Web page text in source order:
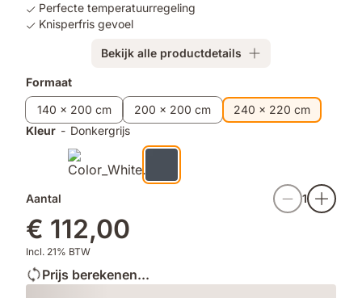
Perfecte temperatuurregeling
Knisperfris gevoel
Bekijk alle productdetails
Formaat
140 x 200 cm
200 x 200 cm
240 x 220 cm
Kleur - Donkergrijs
Aantal 1
€ 112,00
Incl. 21% BTW
Prijs berekenen...